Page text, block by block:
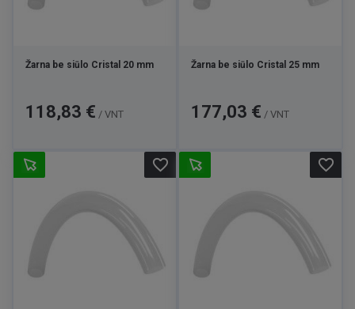
Žarna be siūlo Cristal 20 mm
Kaina
118,83 € / VNT
Žarna be siūlo Cristal 25 mm
Kaina
177,03 € / VNT
favorite_border favorite_border